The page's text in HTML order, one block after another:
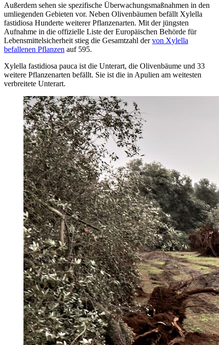
Außerdem sehen sie spezifische Überwachungsmaßnahmen in den
umliegenden Gebieten vor. Neben Olivenbäumen befällt Xylella
fastidiosa Hunderte weiterer Pflanzenarten. Mit der jüngsten
Aufnahme in die offizielle Liste der Europäischen Behörde für
Lebensmittelsicherheit stieg die Gesamtzahl dervon Xylella
befallenen Pflanzen auf 595.
Xylella fastidiosa pauca ist die Unterart, die Olivenbäume und 33
weitere Pflanzenarten befällt. Sie ist die in Apulien am weitesten
verbreitete Unterart.